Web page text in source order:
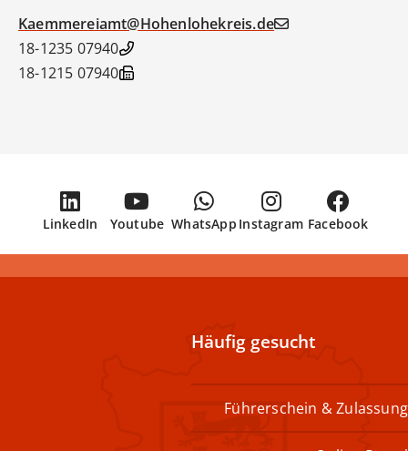
Kaemmereiamt@Hohenlohekreis.de
07940 18-1235
07940 18-1215
Facebook
Instagram
WhatsApp
Youtube
LinkedIn
Häufig gesucht
Führerschein & Zulassung